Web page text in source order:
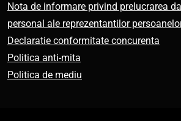
Nota de informare privind prelucrarea
personal ale reprezentantilor
Declaratie conformitate concurenta
Politica anti-mita
Politica de mediu